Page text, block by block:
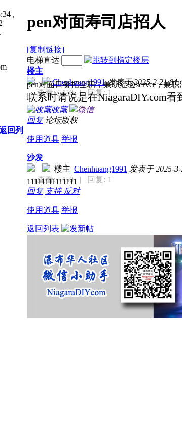
pen对面寿司店招人
[复制链接]
电梯直达
楼主
Chenhuang1991 发表于 2025-2-21
查看: 5450| 回复: 1
pen对面日餐招全职，兼职经验server，兼
联系时请说是在NiagaraDIY.com看
收藏
微信
回复 论坛版权
使用道具 举报
沙发
楼主| Chenhuang1991 发表于 2025-
查看: 5450 | 回复: 1
11111111111111
回复 支持 反对
使用道具 举报
返回列表
,
回列